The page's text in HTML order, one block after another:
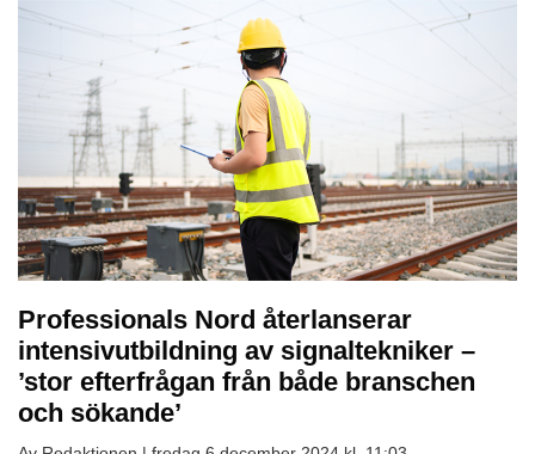
Professionals Nord återlanserar
intensivutbildning av signaltekniker –
’stor efterfrågan från både branschen
och sökande’